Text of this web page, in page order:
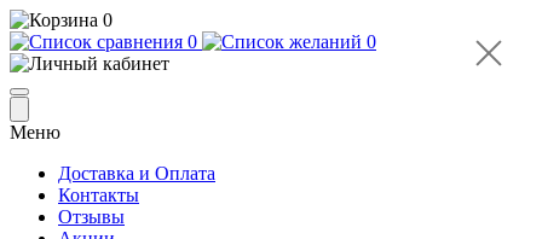
0
0
0
Меню
Доставка и Оплата
Контакты
Отзывы